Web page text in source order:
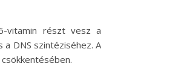
vitamin részt vesz a
DNS szintéziséhez. A